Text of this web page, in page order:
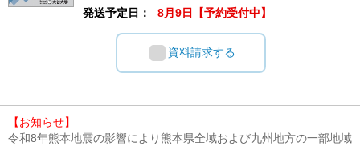
発送予定日：
8月9日【予約受付中】
資料請求する
【お知らせ】
令和8年熊本地震の影響により熊本県全域および九州地方の一部地域